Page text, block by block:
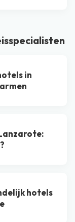
in
hotels